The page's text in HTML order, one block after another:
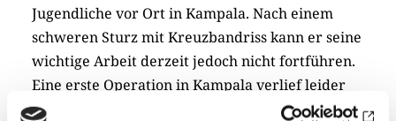
Jugendliche vor Ort in Kampala. Nach einem
schweren Sturz mit Kreuzbandriss kann er seine
wichtige Arbeit derzeit jedoch nicht fortführen.
Eine erste Operation in Kampala verlief leider
nicht erfolgreich. Sein längerfristiger Ausfall